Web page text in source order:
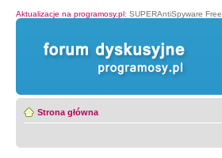
Aktualizacje na programosy.pl: SUPERAntiSpyware Free
Strona główna